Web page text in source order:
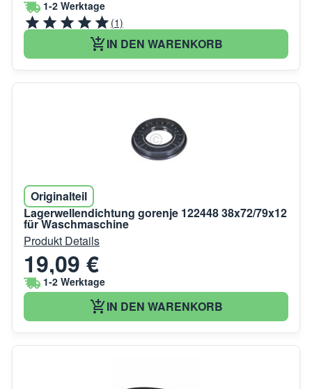
1-2 Werktage
(1)
IN DEN WARENKORB
Originalteil
Lagerwellendichtung gorenje 122448 38x72/79x12
für Waschmaschine
Produkt Details
19,09 €
1-2 Werktage
IN DEN WARENKORB